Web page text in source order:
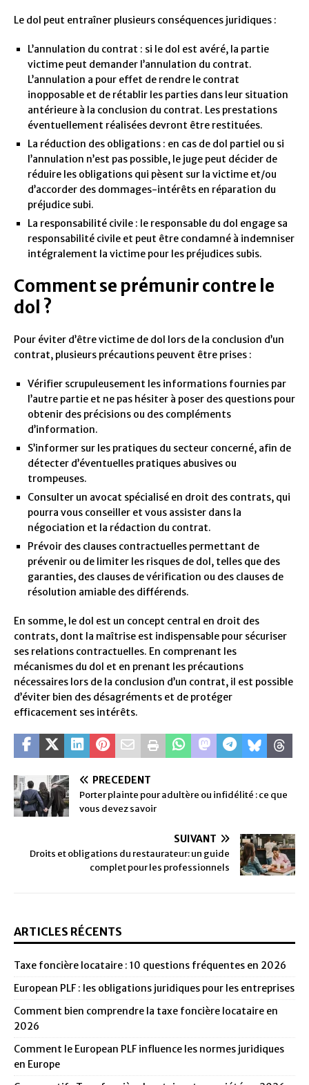
Le dol peut entraîner plusieurs conséquences juridiques :
L’annulation du contrat : si le dol est avéré, la partie
victime peut demander l’annulation du contrat.
L’annulation a pour effet de rendre le contrat
inopposable et de rétablir les parties dans leur situation
antérieure à la conclusion du contrat. Les prestations
éventuellement réalisées devront être restituées.
La réduction des obligations : en cas de dol partiel ou si
l’annulation n’est pas possible, le juge peut décider de
réduire les obligations qui pèsent sur la victime et/ou
d’accorder des dommages-intérêts en réparation du
préjudice subi.
La responsabilité civile : le responsable du dol engage sa
responsabilité civile et peut être condamné à indemniser
intégralement la victime pour les préjudices subis.
Comment se prémunir contre le
dol ?
Pour éviter d’être victime de dol lors de la conclusion d’un
contrat, plusieurs précautions peuvent être prises :
Vérifier scrupuleusement les informations fournies par
l’autre partie et ne pas hésiter à poser des questions pour
obtenir des précisions ou des compléments
d’information.
S’informer sur les pratiques du secteur concerné, afin de
détecter d’éventuelles pratiques abusives ou
trompeuses.
Consulter un avocat spécialisé en droit des contrats, qui
pourra vous conseiller et vous assister dans la
négociation et la rédaction du contrat.
Prévoir des clauses contractuelles permettant de
prévenir ou de limiter les risques de dol, telles que des
garanties, des clauses de vérification ou des clauses de
résolution amiable des différends.
En somme, le dol est un concept central en droit des
contrats, dont la maîtrise est indispensable pour sécuriser
ses relations contractuelles. En comprenant les
mécanismes du dol et en prenant les précautions
nécessaires lors de la conclusion d’un contrat, il est possible
d’éviter bien des désagréments et de protéger
efficacement ses intérêts.
PRÉCÉDENT
Porter plainte pour adultère ou infidélité : ce que
vous devez savoir
SUIVANT
Droits et obligations du restaurateur: un guide
complet pour les professionnels
ARTICLES RÉCENTS
Taxe foncière locataire : 10 questions fréquentes en 2026
European PLF : les obligations juridiques pour les entreprises
Comment bien comprendre la taxe foncière locataire en
2026
Comment le European PLF influence les normes juridiques
en Europe